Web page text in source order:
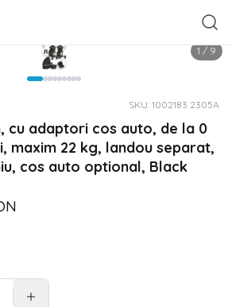
1 / 9
SKU: 1002183 2305A
cu adaptori cos auto, de la 0
maxim 22 kg, landou separat,
cos auto optional, Black